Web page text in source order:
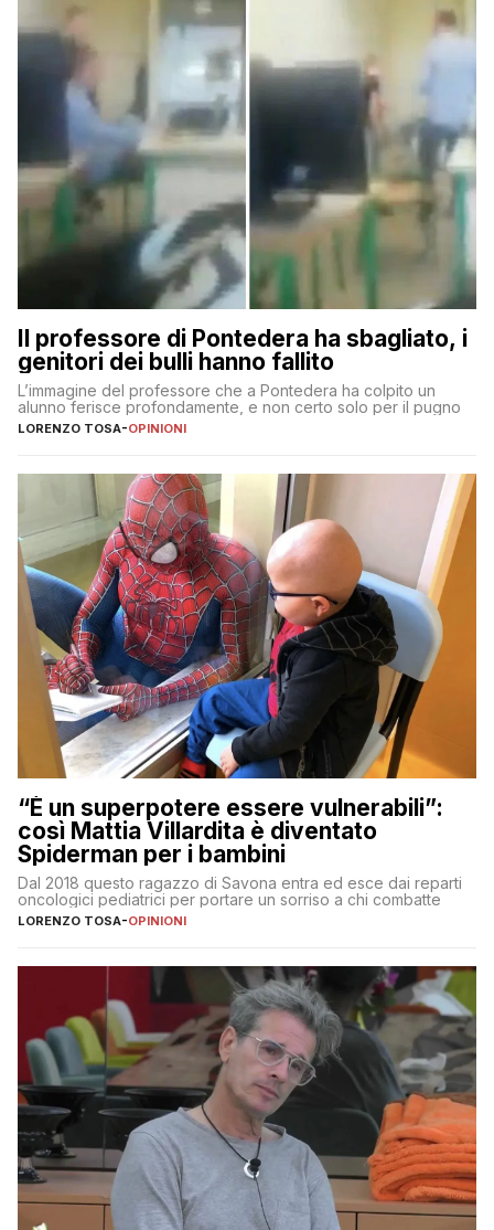
Il professore di Pontedera ha sbagliato, i
genitori dei bulli hanno fallito
L’immagine del professore che a Pontedera ha colpito un
alunno ferisce profondamente, e non certo solo per il pugno
LORENZO TOSA-OPINIONI
“È un superpotere essere vulnerabili”:
così Mattia Villardita è diventato
Spiderman per i bambini
Dal 2018 questo ragazzo di Savona entra ed esce dai reparti
oncologici pediatrici per portare un sorriso a chi combatte
LORENZO TOSA-OPINIONI